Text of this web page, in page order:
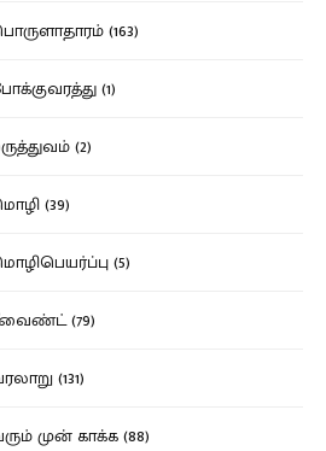
(163)
(1)
(2)
(39)
(5)
(79)
(131)
முன் காக்க (88)